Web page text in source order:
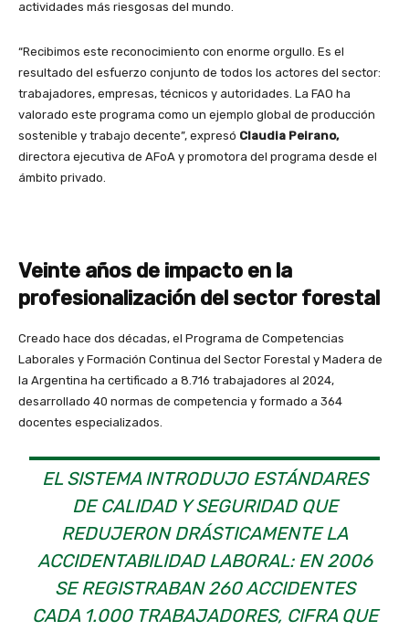
actividades más riesgosas del mundo.
“Recibimos este reconocimiento con enorme orgullo. Es el
resultado del esfuerzo conjunto de todos los actores del sector:
trabajadores, empresas, técnicos y autoridades. La FAO ha
valorado este programa como un ejemplo global de producción
sostenible y trabajo decente”, expresó Claudia Peirano,
directora ejecutiva de AFoA y promotora del programa desde el
ámbito privado.
Veinte años de impacto en la
profesionalización del sector forestal
Creado hace dos décadas, el Programa de Competencias
Laborales y Formación Continua del Sector Forestal y Madera de
la Argentina ha certificado a 8.716 trabajadores al 2024,
desarrollado 40 normas de competencia y formado a 364
docentes especializados.
EL SISTEMA INTRODUJO ESTÁNDARES
DE CALIDAD Y SEGURIDAD QUE
REDUJERON DRÁSTICAMENTE LA
ACCIDENTABILIDAD LABORAL: EN 2006
SE REGISTRABAN 260 ACCIDENTES
CADA 1.000 TRABAJADORES, CIFRA QUE